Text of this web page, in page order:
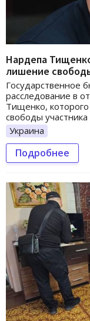
Нардепа
лишение
Государственное
расследование в
Тищенко,
свободы
Украина
Подробнее